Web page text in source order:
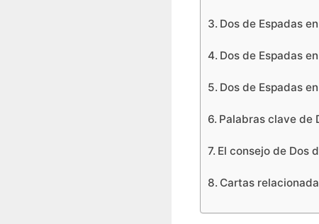
Dos de Espadas
Dos de Espadas
Dos de Espadas
Palabras clave de
El consejo de Dos
Cartas